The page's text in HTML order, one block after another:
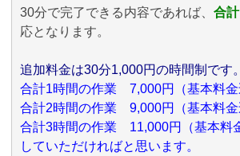
30分で完了できる内容であれば、 合
応となります。
追加料金は30分1,000円の時間制です。
合計1時間の作業 7,000円（基本料金
合計2時間の作業 9,000円（基本料金
合計3時間の作業 11,000円（基本料
していただければと思います。